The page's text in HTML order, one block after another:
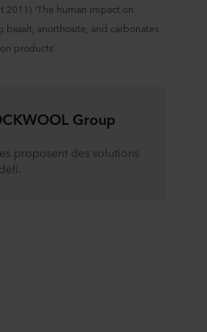
‘The human impact on
basalt, anorthosite, and carbonates
products’
Group
proposent des solutions